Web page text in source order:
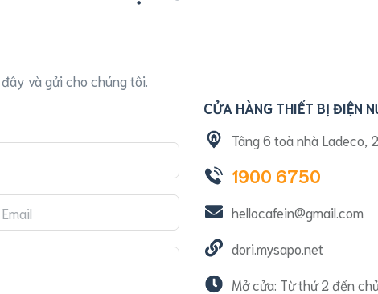
và gửi cho chúng tôi.
CỬA HÀNG THIẾT BỊ ĐIỆN
Tâng 6 toà nhà Ladeco,
1900 6750
hellocafein@gmail.com
dori.mysapo.net
Mở cửa: Từ thứ 2 đến